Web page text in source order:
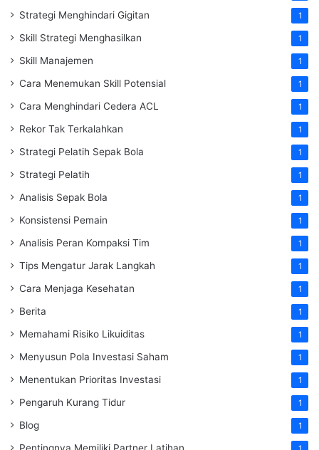
Strategi Menghindari Gigitan 1
Skill Strategi Menghasilkan 1
Skill Manajemen 1
Cara Menemukan Skill Potensial 1
Cara Menghindari Cedera ACL 1
Rekor Tak Terkalahkan 1
Strategi Pelatih Sepak Bola 1
Strategi Pelatih 1
Analisis Sepak Bola 1
Konsistensi Pemain 1
Analisis Peran Kompaksi Tim 1
Tips Mengatur Jarak Langkah 1
Cara Menjaga Kesehatan 1
Berita 1
Memahami Risiko Likuiditas 1
Menyusun Pola Investasi Saham 1
Menentukan Prioritas Investasi 1
Pengaruh Kurang Tidur 1
Blog 1